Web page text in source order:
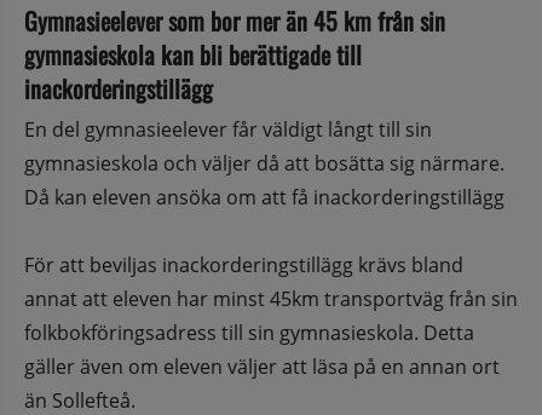
Gymnasieelever som bor mer än 45 km från sin
gymnasieskola kan bli berättigade till
inackorderingstillägg
En del gymnasieelever får väldigt långt till sin
gymnasieskola och väljer då att bosätta sig närmare.
Då kan eleven ansöka om att få inackorderingstillägg
För att beviljas inackorderingstillägg krävs bland
annat att eleven har minst 45km transportväg från sin
folkbokföringsadress till sin gymnasieskola. Detta
gäller även om eleven väljer att läsa på en annan ort
än Sollefteå.